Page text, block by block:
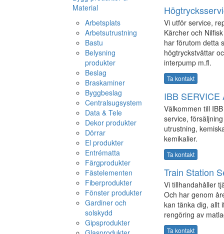
Material
Arbetsplats
Arbetsutrustning
Bastu
Belysning
produkter
Beslag
Braskaminer
Byggbeslag
Centralsugsystem
Data & Tele
Dekor produkter
Dörrar
El produkter
Entrématta
Färgprodukter
Fästelementen
Fiberprodukter
Fönster produkter
Gardiner och
solskydd
Gipsprodukter
Vi utför service,
Kärcher och
har förutom detta
högtryckstvättar
interpump m.fl.
Ta kontakt
IBB SERVICE
Välkommen till
service,
utrustning,
kemikalier.
Ta kontakt
Train Station
Vi tillhandahåller
Och har genom
kan tänka dig, allt
rengöring av
Ta kontakt